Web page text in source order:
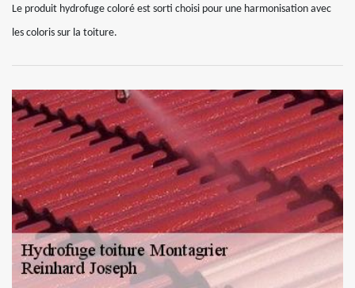
Le produit hydrofuge coloré est sorti choisi pour une harmonisation avec
les coloris sur la toiture.